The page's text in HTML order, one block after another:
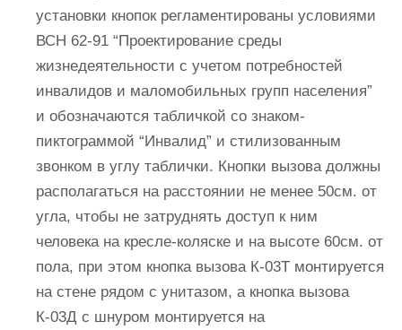
установки кнопок регламентированы условиями
ВСН 62-91 “Проектирование среды
жизнедеятельности с учетом потребностей
инвалидов и маломобильных групп населения”
и обозначаются табличкой со знаком-
пиктограммой “Инвалид” и стилизованным
звонком в углу таблички. Кнопки вызова должны
располагаться на расстоянии не менее 50см. от
угла, чтобы не затруднять доступ к ним
человека на кресле-коляске и на высоте 60см. от
пола, при этом кнопка вызова К-03Т монтируется
на стене рядом с унитазом, а кнопка вызова
К-03Д с шнуром монтируется на